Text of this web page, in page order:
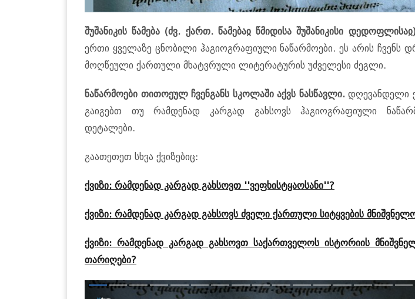
შუშანიკის წამება (ძვ. ქართ. წამებაჲ წმიდისა შუშანიკისი
ერთი ყველაზე ცნობილი ჰაგიოგრაფიული ნაწარმოები. ეს არის ჩვენს
მოღწეული ქართული მხატვრული ლიტერატურის უძველესი ძეგლი.
ნაწარმოები თითოეულ ჩვენგანს სკოლაში აქვს ნასწავლი.დღევანდელი
გაიგებთ თუ რამდენად კარგად გახსოვს ჰაგიოგრაფიული
დეტალები.
გაათეთეთ სხვა ქვიზებიც:
ქვიზი: რამდენად კარგად გახსოვთ ''ვეფხისტყაოსანი''?
ქვიზი: რამდენად კარგად გახსოვს ძველი ქართული სიტყვების
ქვიზი: რამდენად კარგად გახსოვთ საქართველოს ისტორიის
თარიღები?